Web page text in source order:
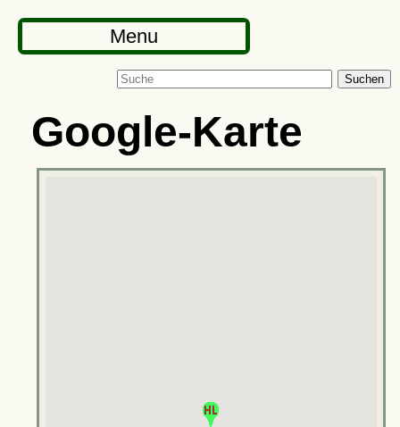
Menu
Suchen
Google-Karte